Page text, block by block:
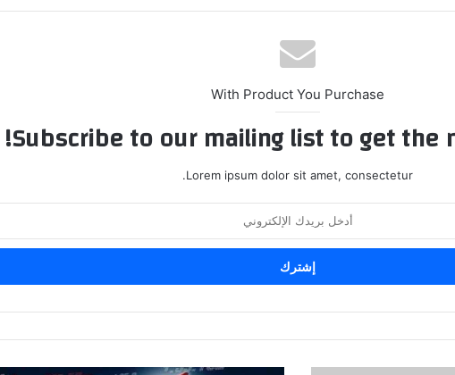
With Product You Purchase
Subscribe to our mailing list to get the
Lorem ipsum dolor sit amet, consectetur.